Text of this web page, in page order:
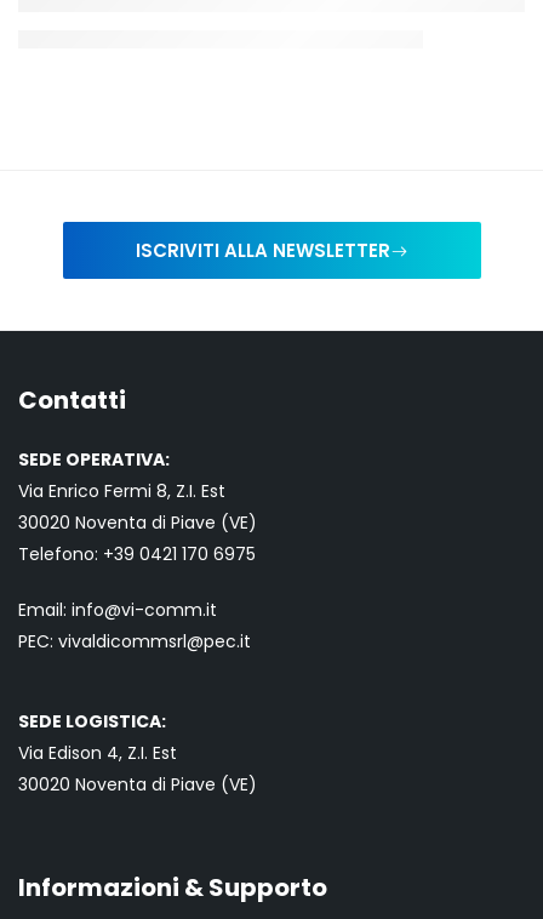
ISCRIVITI ALLA NEWSLETTER
Contatti
SEDE OPERATIVA:
Via Enrico Fermi 8, Z.I. Est
30020 Noventa di Piave (VE)
Telefono: +39 0421 170 6975
Email: info@vi-comm.it
PEC: vivaldicommsrl@pec.it
SEDE LOGISTICA:
Via Edison 4, Z.I. Est
30020 Noventa di Piave (VE)
Informazioni & Supporto